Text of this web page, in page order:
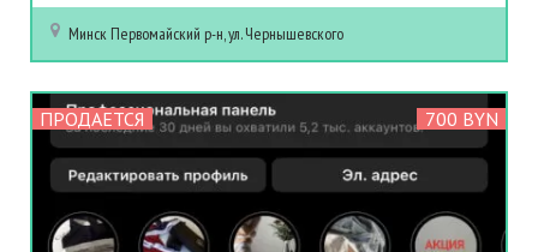
Минск Первомайский р-н, ул. Чернышевского
ПРОДАЕТСЯ 700 BYN